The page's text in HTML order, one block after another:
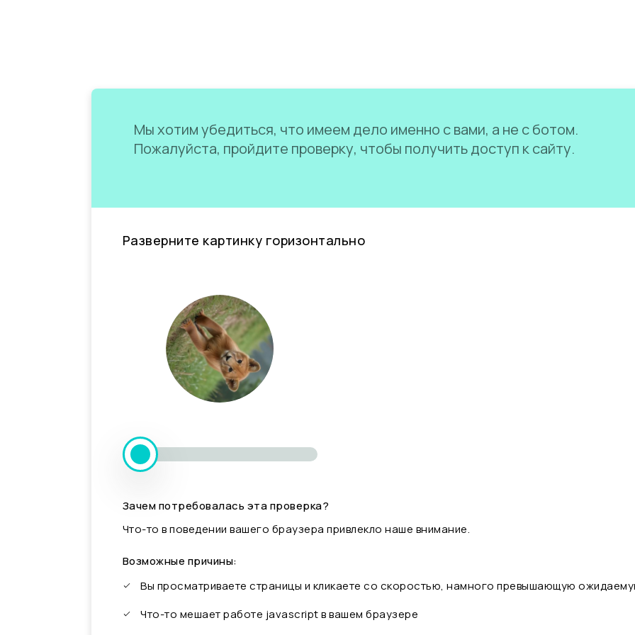
Мы хотим убедиться, что имеем дело именно с вами, а не с ботом.
Пожалуйста, пройдите проверку, чтобы получить доступ к сайту.
Разверните картинку горизонтально
Зачем потребовалась эта проверка?
Что-то в поведении вашего браузера привлекло наше внимание.
Возможные причины:
Вы просматриваете страницы и кликаете со скоростью, намного превышающую
Что-то мешает работе javascript в вашем браузере